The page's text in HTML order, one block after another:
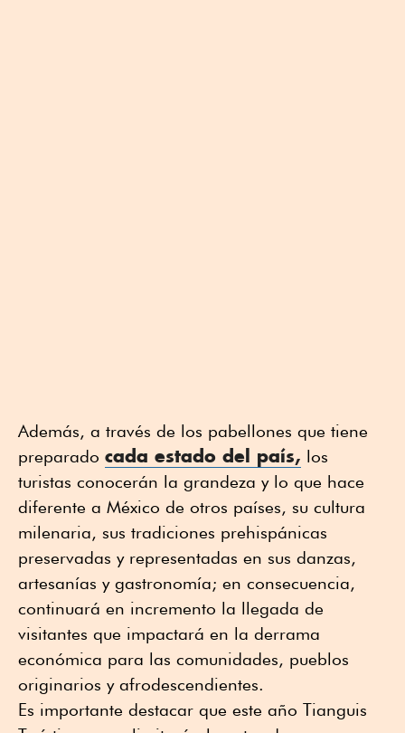
Además, a través de los pabellones que tiene
preparado cada estado del país, los
turistas conocerán la grandeza y lo que hace
diferente a México de otros países, su cultura
milenaria, sus tradiciones prehispánicas
preservadas y representadas en sus danzas,
artesanías y gastronomía; en consecuencia,
continuará en incremento la llegada de
visitantes que impactará en la derrama
económica para las comunidades, pueblos
originarios y afrodescendientes.
Es importante destacar que este año Tianguis